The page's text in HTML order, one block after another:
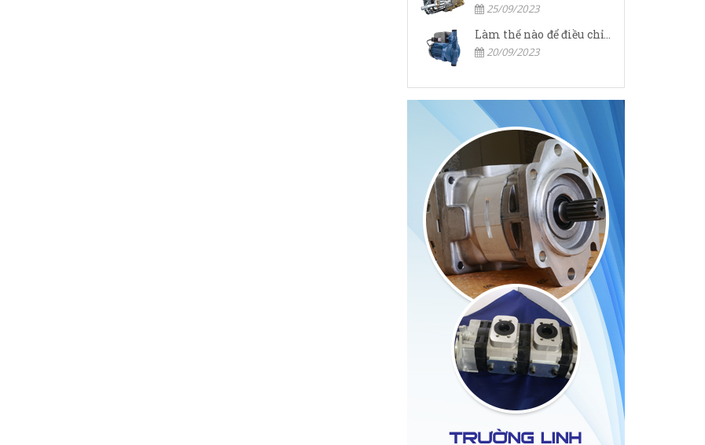
25/09/2023
Làm thế nào để điều chỉnh áp suất đầu ra của bơm thủy lực?
20/09/2023